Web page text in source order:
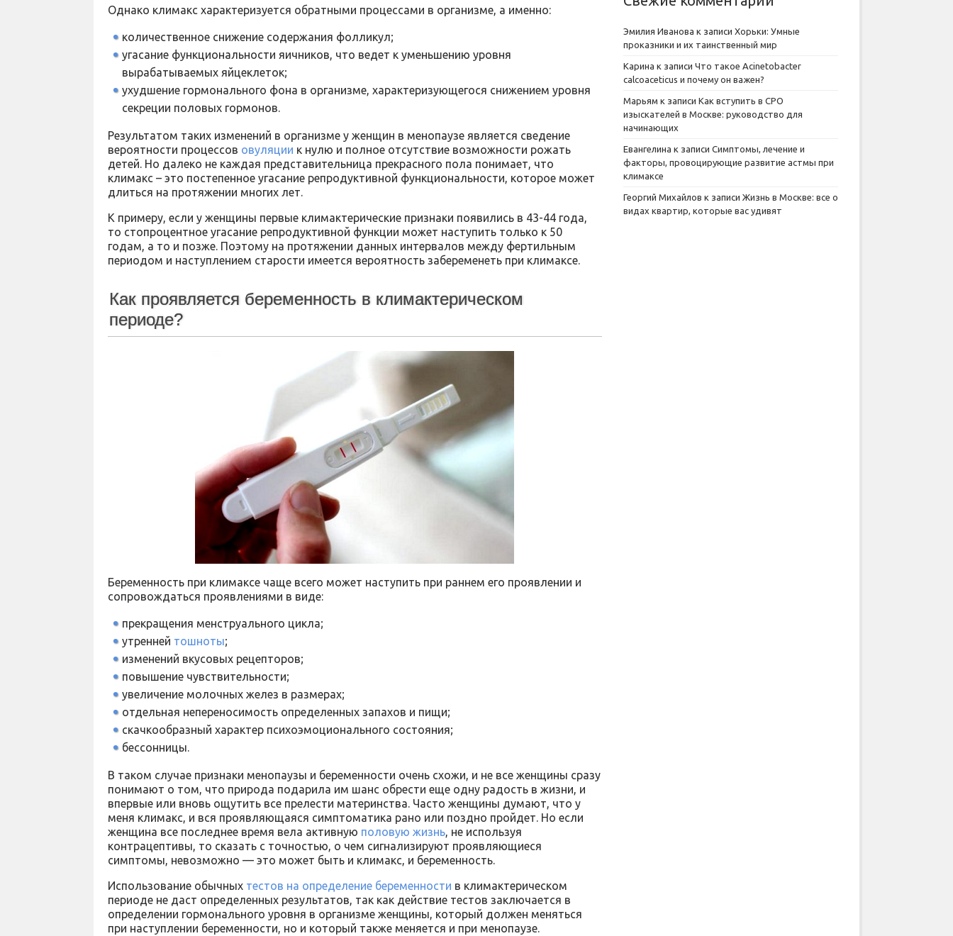
Однако климакс характеризуется обратными процессами в организме, а именно:
количественное снижение содержания фолликул;
угасание функциональности яичников, что ведет к уменьшению уровня
вырабатываемых яйцеклеток;
ухудшение гормонального фона в организме, характеризующегося снижением уровня
секреции половых гормонов.
Результатом таких изменений в организме у женщин в менопаузе является сведение
вероятности процессов овуляции к нулю и полное отсутствие возможности рожать
детей. Но далеко не каждая представительница прекрасного пола понимает, что
климакс – это постепенное угасание репродуктивной функциональности, которое может
длиться на протяжении многих лет.
К примеру, если у женщины первые климактерические признаки появились в 43-44 года,
то стопроцентное угасание репродуктивной функции может наступить только к 50
годам, а то и позже. Поэтому на протяжении данных интервалов между фертильным
периодом и наступлением старости имеется вероятность забеременеть при климаксе.
Как проявляется беременность в климактерическом
периоде?
Беременность при климаксе чаще всего может наступить при раннем его проявлении и
сопровождаться проявлениями в виде:
прекращения менструального цикла;
утренней тошноты;
изменений вкусовых рецепторов;
повышение чувствительности;
увеличение молочных желез в размерах;
отдельная непереносимость определенных запахов и пищи;
скачкообразный характер психоэмоционального состояния;
бессонницы.
В таком случае признаки менопаузы и беременности очень схожи, и не все женщины сразу
понимают о том, что природа подарила им шанс обрести еще одну радость в жизни, и
впервые или вновь ощутить все прелести материнства. Часто женщины думают, что у
меня климакс, и вся проявляющаяся симптоматика рано или поздно пройдет. Но если
женщина все последнее время вела активную половую жизнь, не используя
контрацептивы, то сказать с точностью, о чем сигнализируют проявляющиеся
симптомы, невозможно — это может быть и климакс, и беременность.
Использование обычных тестов на определение беременности в климактерическом
периоде не даст определенных результатов, так как действие тестов заключается в
определении гормонального уровня в организме женщины, который должен меняться
при наступлении беременности, но и который также меняется и при менопаузе.
Эмилия Иванова к записи Хорьки: Умные
проказники и их таинственный мир
Карина к записи Что такое Acinetobacter
calcoaceticus и почему он важен?
Марьям к записи Как вступить в СРО
изыскателей в Москве: руководство для
начинающих
Евангелина к записи Симптомы, лечение и
факторы, провоцирующие развитие астмы при
климаксе
Георгий Михайлов к записи Жизнь в Москве: все о
видах квартир, которые вас удивят